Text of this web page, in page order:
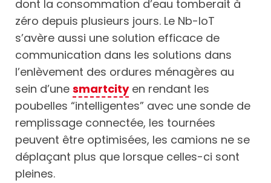
dont la consommation d’eau tomberait à
zéro depuis plusieurs jours. Le Nb-IoT
s’avère aussi une solution efficace de
communication dans les solutions dans
l’enlèvement des ordures ménagères au
sein d’unesmartcityen rendant les
poubelles “intelligentes” avec une sonde de
remplissage connectée, les tournées
peuvent être optimisées, les camions ne se
déplaçant plus que lorsque celles-ci sont
pleines.